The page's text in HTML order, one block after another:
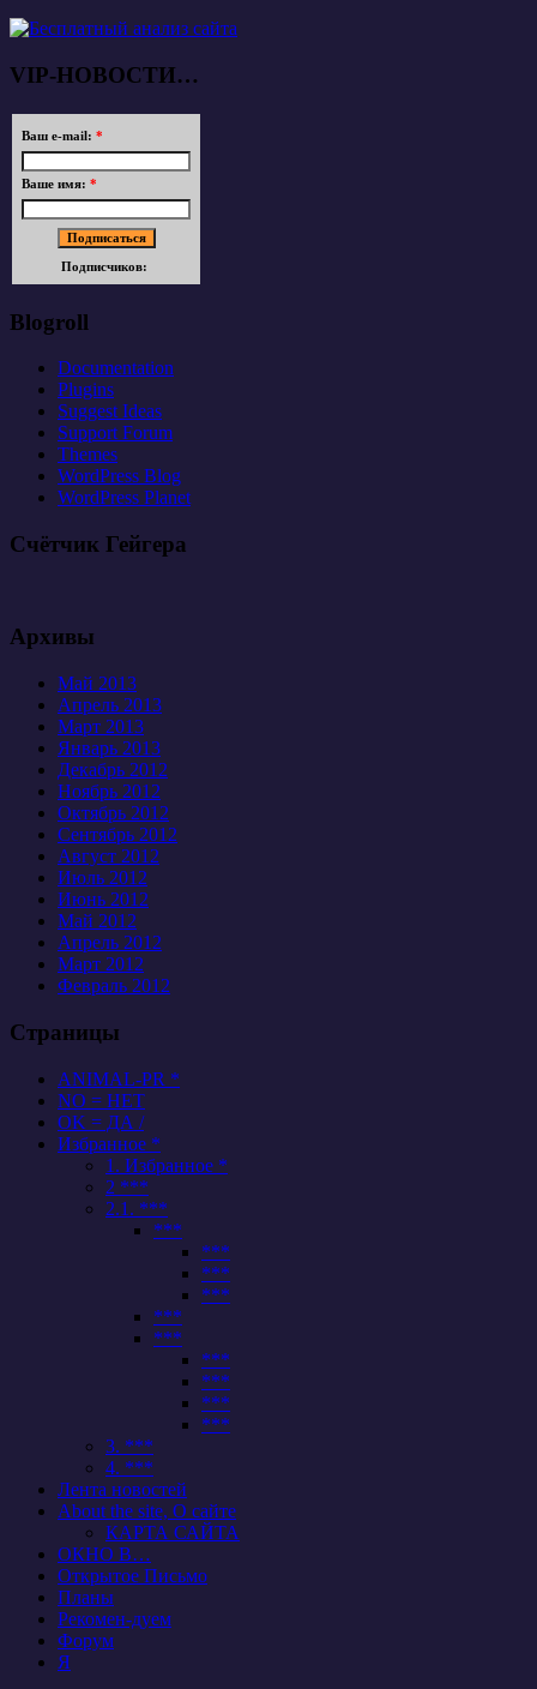
VIP-НОВОСТИ…
Ваш e-mail: *
Ваше имя: *
Подписчиков:
Blogroll
Documentation
Plugins
Suggest Ideas
Support Forum
Themes
WordPress Blog
WordPress Planet
Счётчик Гейгера
Архивы
Май 2013
Апрель 2013
Март 2013
Январь 2013
Декабрь 2012
Ноябрь 2012
Октябрь 2012
Сентябрь 2012
Август 2012
Июль 2012
Июнь 2012
Май 2012
Апрель 2012
Март 2012
Февраль 2012
Страницы
ANIMAL-PR *
NO = НЕТ
OK = ДА /
Избранное *
1. Избранное *
2 ***
2.1. ***
***
***
***
***
***
***
***
***
***
***
3. ***
4. ***
Лента новостей
About the site, О сайте
КАРТА САЙТА
ОКНО В…
Открытое Письмо
Планы
Рекомен-дуем
Форум
Я